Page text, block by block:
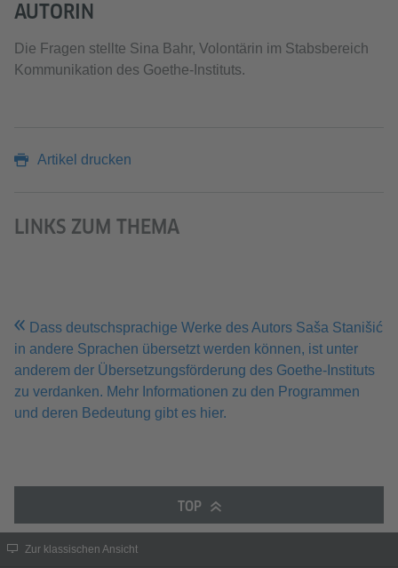
AUTORIN
Die Fragen stellte Sina Bahr, Volontärin im Stabsbereich
Kommunikation des Goethe-Instituts.
Artikel drucken
LINKS ZUM THEMA
Dass deutschsprachige Werke des Autors Saša Stanišić
in andere Sprachen übersetzt werden können, ist unter
anderem der Übersetzungsförderung des Goethe-Instituts
zu verdanken. Mehr Informationen zu den Programmen
und deren Bedeutung gibt es hier.
TOP
Zur klassischen Ansicht